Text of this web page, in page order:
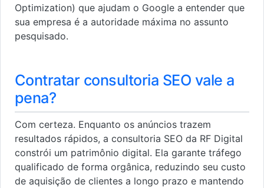
Optimization) que ajudam o Google a entender que
sua empresa é a autoridade máxima no assunto
pesquisado.
Contratar consultoria SEO vale a
pena?
Com certeza. Enquanto os anúncios trazem
resultados rápidos, a consultoria SEO da RF Digital
constrói um patrimônio digital. Ela garante tráfego
qualificado de forma orgânica, reduzindo seu custo
de aquisição de clientes a longo prazo e mantendo